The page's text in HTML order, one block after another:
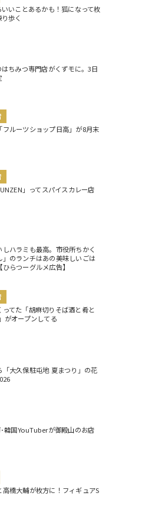
いいことあるかも！狐になって枚
歩く
ちみつ専門店がくずモに。3日
フルーツショップ日高」が8月末
」ってスパイスカレー店
ハラミも最高。市役所ちかく
」のランチはあの美味しいごは
らつーグルメ広告】
てた「胡麻切りそば酒と肴と
がオープンしてる
「大久保駐屯地 夏まつり」の花
韓国YouTuberが御殿山のお店
高橋大輔が枚方に！フィギュアS